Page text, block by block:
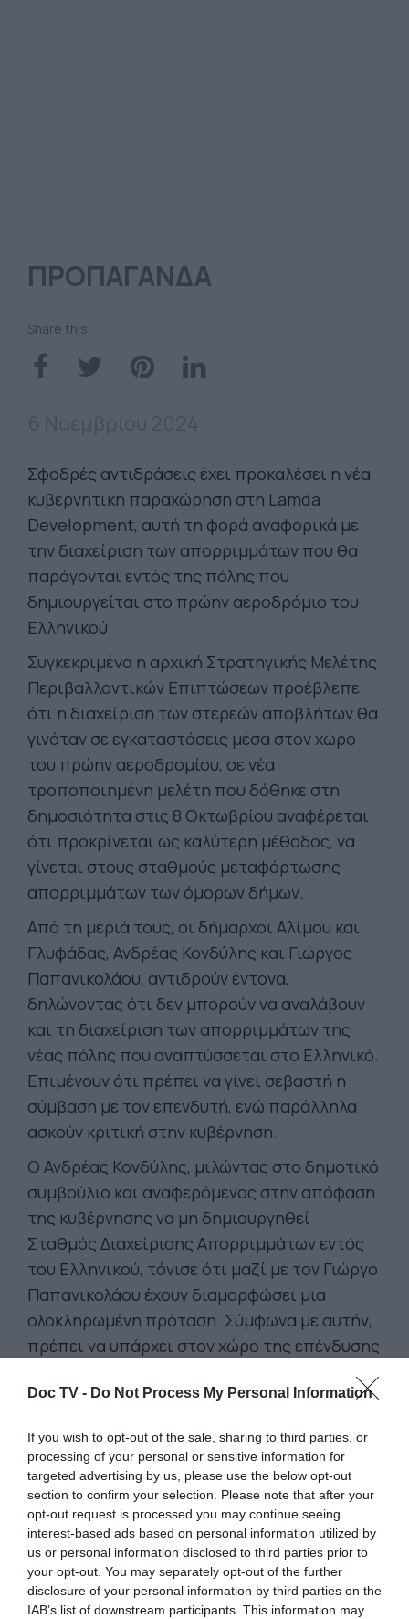
Doc TV - Do Not Process My Personal Information
If you wish to opt-out of the sale, sharing to third parties, or
processing of your personal or sensitive information for
targeted advertising by us, please use the below opt-out
section to confirm your selection. Please note that after your
opt-out request is processed you may continue seeing
interest-based ads based on personal information utilized by
us or personal information disclosed to third parties prior to
your opt-out. You may separately opt-out of the further
disclosure of your personal information by third parties on the
IAB’s list of downstream participants. This information may
ΠΡΟΠΑΓΑΝΔΑ
Share this
Σφοδρές αντιδράσεις έχει προκαλέσει η νέα
κυβερνητική παραχώρηση στη Lamda
Development, αυτή τη φορά αναφορικά με
την διαχείριση των απορριμμάτων που θα
παράγονται εντός της πόλης που
δημιουργείται στο πρώην αεροδρόμιο του
Ελληνικού.
Συγκεκριμένα η αρχική Στρατηγικής Μελέτης
Περιβαλλοντικών Επιπτώσεων προέβλεπε
ότι η διαχείριση των στερεών αποβλήτων θα
γινόταν σε εγκαταστάσεις μέσα στον χώρο
του πρώην αεροδρομίου, σε νέα
τροποποιημένη μελέτη που δόθηκε στη
δημοσιότητα στις 8 Οκτωβρίου αναφέρεται
ότι προκρίνεται ως καλύτερη μέθοδος, να
γίνεται στους σταθμούς μεταφόρτωσης
απορριμμάτων των όμορων δήμων.
Από τη μεριά τους, οι δήμαρχοι Αλίμου και
Γλυφάδας, Ανδρέας Κονδύλης και Γιώργος
Παπανικολάου, αντιδρούν έντονα,
δηλώνοντας ότι δεν μπορούν να αναλάβουν
και τη διαχείριση των απορριμμάτων της
νέας πόλης που αναπτύσσεται στο Ελληνικό.
Επιμένουν ότι πρέπει να γίνει σεβαστή η
σύμβαση με τον επενδυτή, ενώ παράλληλα
ασκούν κριτική στην κυβέρνηση.
Ο Ανδρέας Κονδύλης, μιλώντας στο δημοτικό
συμβούλιο και αναφερόμενος στην απόφαση
της κυβέρνησης να μη δημιουργηθεί
Σταθμός Διαχείρισης Απορριμμάτων εντός
του Ελληνικού, τόνισε ότι μαζί με τον Γιώργο
Παπανικολάου έχουν διαμορφώσει μια
ολοκληρωμένη πρόταση. Σύμφωνα με αυτήν,
πρέπει να υπάρχει στον χώρο της επένδυσης
απορριμμάτων.
Παράλληλα, καλεί τη Lamda Development να
συνεργαστεί με τους δήμους, προτείνοντας:
«Ελάτε να συμφωνήσουμε σε ποιο σημείο του
οικοπέδου σας θα τοποθετηθεί, με
σύγχρονες προδιαγραφές, μια μονάδα που θα
διαχειρίζεται τα απορρίμματα του δικού σας
χώρου, καθώς και τα απορρίμματα των
δήμων μας, στα οποία συμπεριλαμβάνονται